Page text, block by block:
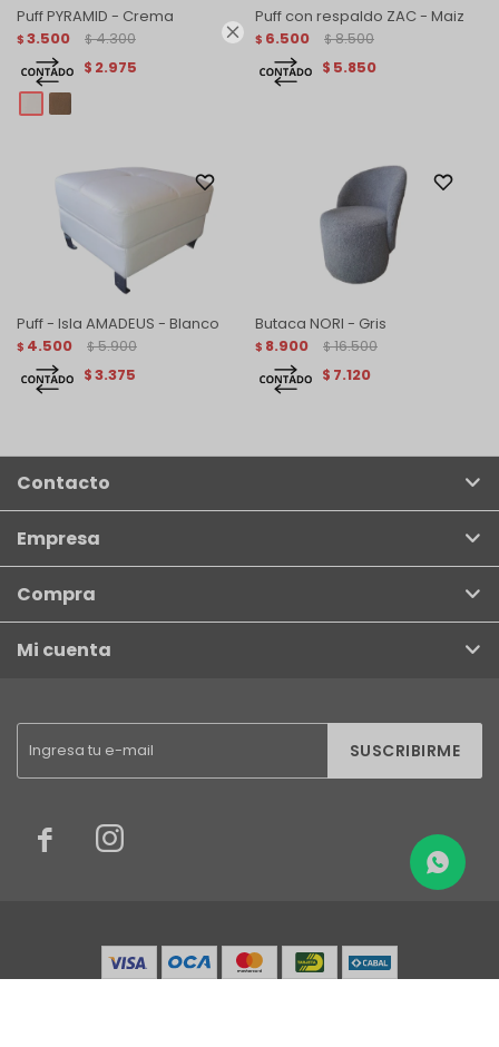

Puff PYRAMID - Crema
$ 3.500 $ 4.300
$ 2.975
Puff con respaldo ZAC - Maiz
$ 6.500 $ 8.500
$ 5.850
Puff - Isla AMADEUS - Blanco
$ 4.500 $ 5.900
$3.375
Butaca NORI - Gris
$ 8.900 $ 16.500
$ 7.120
SUSCRIBIRME
 
Contacto
Empresa
Compra
Mi cuenta